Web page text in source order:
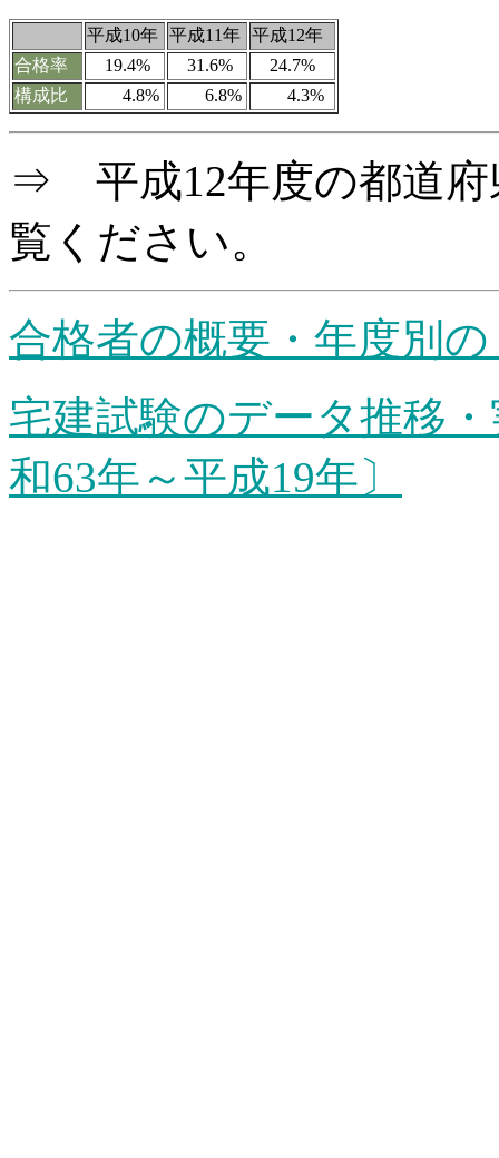
平成10年 平成11年 平成12年
合格率
19.4% 31.6%
24.7%
構成比
4.8% 6.8% 4.3%
⇒ 平成12年度の都道府
覧ください。
合格者の概要・年度別
宅建試験のデータ推移
和63年～平成19年〕